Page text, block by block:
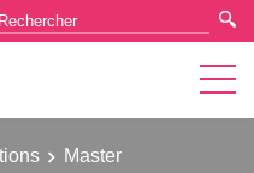
Master